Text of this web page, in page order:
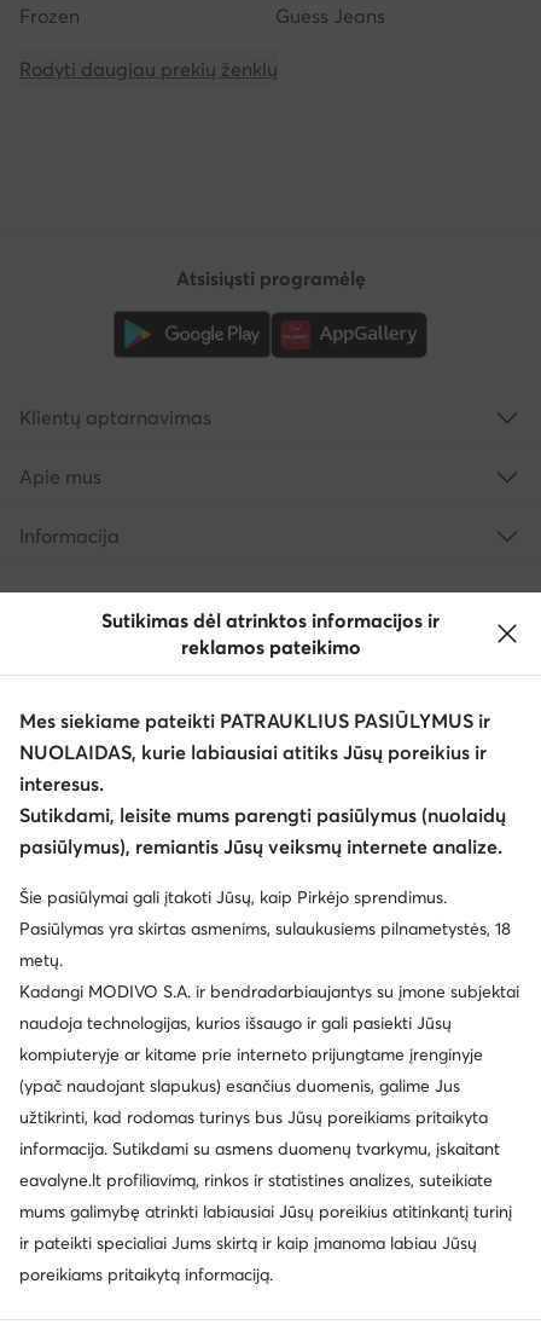
Frozen Guess Jeans
Rodyti daugiau prekių ženklų
Atsisiųsti programėlę
Klientų aptarnavimas
Apie mus
Informacija
© eavalyne.lt 2026
Taisyklės
Pakeisti nustatymus
Privatumo politika
Duomenų apsauga
Sutikimas dėl atrinktos informacijos ir
reklamos pateikimo
Mes siekiame pateikti PATRAUKLIUS PASIŪLYMUS ir
NUOLAIDAS, kurie labiausiai atitiks Jūsų poreikius ir
interesus.
Sutikdami, leisite mums parengti pasiūlymus (nuolaidų
pasiūlymus), remiantis Jūsų veiksmų internete analize.
Šie pasiūlymai gali įtakoti Jūsų, kaip Pirkėjo sprendimus.
Pasiūlymas yra skirtas asmenims, sulaukusiems pilnametystės, 18
metų.
Kadangi MODIVO S.A. ir bendradarbiaujantys su įmone subjektai
naudoja technologijas, kurios išsaugo ir gali pasiekti Jūsų
kompiuteryje ar kitame prie interneto prijungtame įrenginyje
(ypač naudojant slapukus) esančius duomenis, galime Jus
užtikrinti, kad rodomas turinys bus Jūsų poreikiams pritaikyta
informacija. Sutikdami su asmens duomenų tvarkymu, įskaitant
eavalyne.lt profiliavimą, rinkos ir statistines analizes, suteikiate
mums galimybę atrinkti labiausiai Jūsų poreikius atitinkantį turinį
ir pateikti specialiai Jums skirtą ir kaip įmanoma labiau Jūsų
poreikiams pritaikytą informaciją.